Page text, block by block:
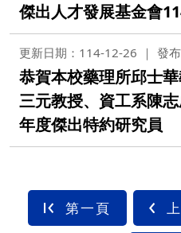
傑出人才發展基金會
更新日期：114-12-26 發
恭賀本校藥理所邱士
三元教授、資工系陳
年度傑出特約研究員
第一頁